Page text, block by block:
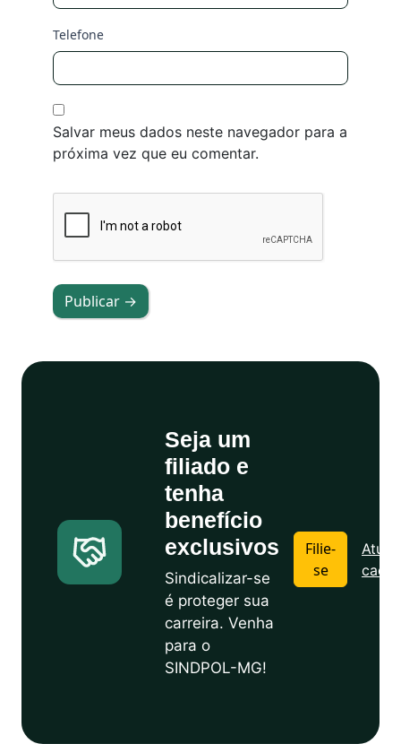
Telefone
Salvar meus dados neste navegador para a
próxima vez que eu comentar.
Publicar →
Seja um
filiado e
tenha
benefício
exclusivos
Sindicalizar-se
é proteger sua
carreira. Venha
para o
SINDPOL-MG!
Filie-
se